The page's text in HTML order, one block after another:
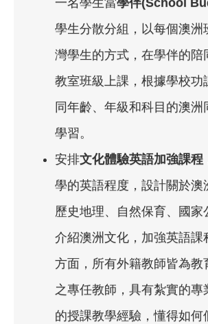
一名學生當學伴(School
學生分散分組，以每個澳洲
灣學生的方式，在學伴的陪
教室班級上課，根據學校功
同年齡、年級和科目的澳洲
學習。
安排文化體驗英語加強課程
學的英語程度，設計關於澳
歷史地理、自然保育、國家
介紹澳洲文化，加強英語課
方面，所有外籍教師皆為教
之專任教師，具有紮實的專
的授課教學經驗，懂得如何